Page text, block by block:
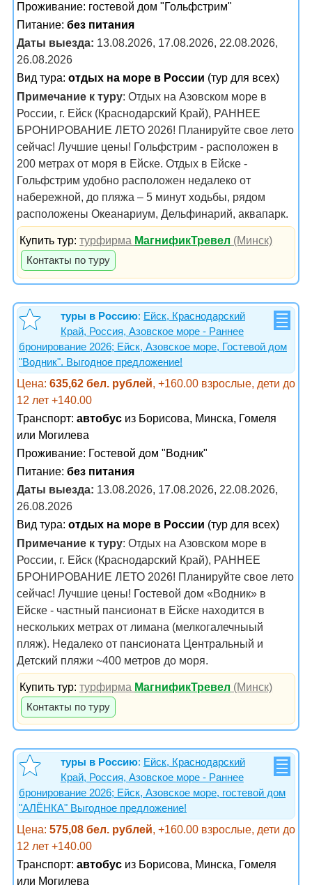
Проживание: гостевой дом "Гольфстрим"
Питание: без питания
Даты выезда: 13.08.2026, 17.08.2026, 22.08.2026,
26.08.2026
Вид тура: отдых на море в России (тур для всех)
Примечание к туру: Отдых на Азовском море в
России, г. Ейск (Краснодарский Край), РАННЕЕ
БРОНИРОВАНИЕ ЛЕТО 2026! Планируйте свое лето
сейчас! Лучшие цены! Гольфстрим - расположен в
200 метрах от моря в Ейске. Отдых в Ейске -
Гольфстрим удобно расположен недалеко от
набережной, до пляжа – 5 минут ходьбы, рядом
расположены Океанариум, Дельфинарий, аквапарк.
Купить тур:турфирма МагнификТревел (Минск)
Контакты по туру
туры в Россию: Ейск, Краснодарский
Край, Россия, Азовское море - Раннее
бронирование 2026; Ейск, Азовское море, Гостевой дом
"Водник". Выгодное предложение!
Цена: 635,62 бел. рублей, +160.00 взрослые, дети до
12 лет +140.00
Транспорт: автобус из Борисова, Минска, Гомеля
или Могилева
Проживание: Гостевой дом "Водник"
Питание: без питания
Даты выезда: 13.08.2026, 17.08.2026, 22.08.2026,
26.08.2026
Вид тура: отдых на море в России (тур для всех)
Примечание к туру: Отдых на Азовском море в
России, г. Ейск (Краснодарский Край), РАННЕЕ
БРОНИРОВАНИЕ ЛЕТО 2026! Планируйте свое лето
сейчас! Лучшие цены! Гостевой дом «Водник» в
Ейске - частный пансионат в Ейске находится в
нескольких метрах от лимана (мелкогалечныый
пляж). Недалеко от пансионата Центральный и
Детский пляжи ~400 метров до моря.
Купить тур:турфирма МагнификТревел (Минск)
Контакты по туру
туры в Россию: Ейск, Краснодарский
Край, Россия, Азовское море - Раннее
бронирование 2026; Ейск, Азовское море, гостевой дом
"АЛЁНКА" Выгодное предложение!
Цена: 575,08 бел. рублей, +160.00 взрослые, дети до
12 лет +140.00
Транспорт: автобус из Борисова, Минска, Гомеля
или Могилева